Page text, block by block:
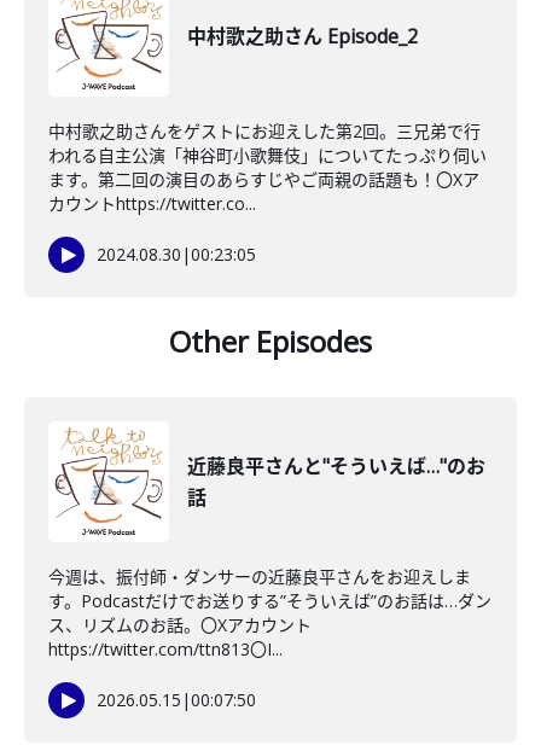
中村歌之助さん Episode_2
中村歌之助さんをゲストにお迎えした第2回。三兄弟で行
われる自主公演「神谷町小歌舞伎」についてたっぷり伺い
ます。第二回の演目のあらすじやご両親の話題も！〇Xア
カウントhttps://twitter.co...
2024.08.30 |00:23:05
Other Episodes
近藤良平さんと"そういえば…"のお
話
今週は、振付師・ダンサーの近藤良平さんをお迎えしま
す。Podcastだけでお送りする”そういえば”のお話は…ダン
ス、リズムのお話。〇Xアカウント
https://twitter.com/ttn813〇I...
2026.05.15 |00:07:50